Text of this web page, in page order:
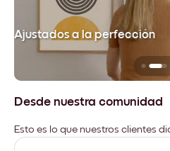
Ajustados a la perfección
Desde nuestra comunidad
Esto es lo que nuestros clientes